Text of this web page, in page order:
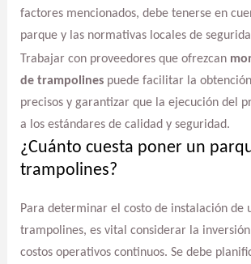
factores mencionados, debe tenerse en
parque y las normativas locales de
Trabajar con proveedores que ofrezcan
de trampolinespuede facilitar la
precisos y garantizar que la ejecución del
a los estándares de calidad y seguridad.
¿Cuánto cuesta poner un
trampolines?
Para determinar el costo de instalación de
trampolines, es vital considerar la
costos operativos continuos. Se debe